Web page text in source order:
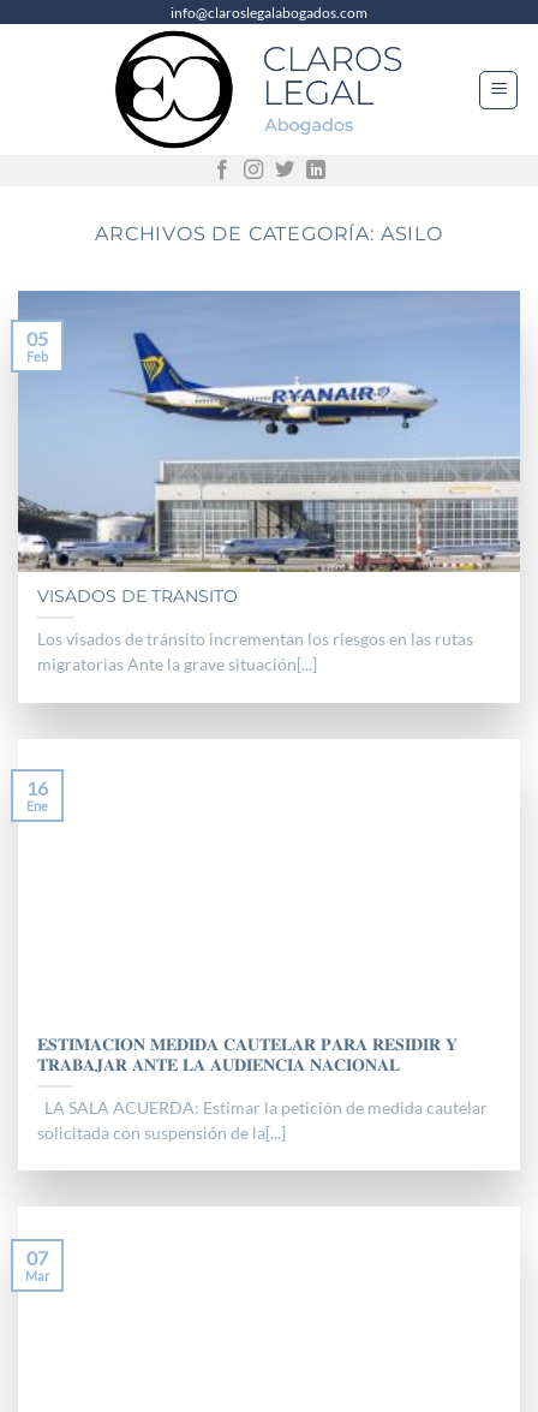
info@claroslegalabogados.com
ARCHIVOS DE CATEGORÍA: ASILO
VISADOS DE TRANSITO
Los visados de tránsito incrementan los riesgos en las rutas
migratorias Ante la grave situación[...]
05
Feb
𝐄𝐒𝐓𝐈𝐌𝐀𝐂𝐈𝐎𝐍 𝐌𝐄𝐃𝐈𝐃𝐀 𝐂𝐀𝐔𝐓𝐄𝐋𝐀𝐑 𝐏𝐀𝐑𝐀 𝐑𝐄𝐒𝐈𝐃𝐈𝐑 𝐘
𝐓𝐑𝐀𝐁𝐀𝐉𝐀𝐑 𝐀𝐍𝐓𝐄 𝐋𝐀 𝐀𝐔𝐃𝐈𝐄𝐍𝐂𝐈𝐀 𝐍𝐀𝐂𝐈𝐎𝐍𝐀𝐋
LA SALA ACUERDA: Estimar la petición de medida cautelar
solicitada con suspensión de la[...]
16
Ene
07
Mar